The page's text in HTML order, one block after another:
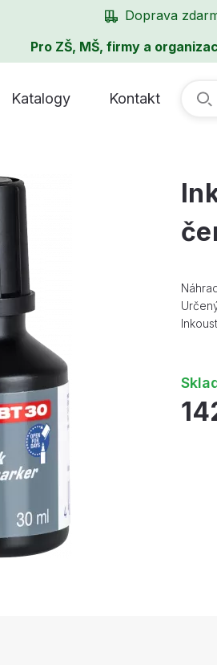
Doprava
Pro ZŠ, MŠ, firmy a
Katalogy Kontakt